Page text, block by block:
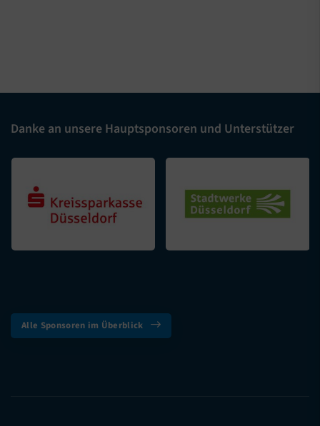
Danke an unsere Hauptsponsoren und Unterstützer
Alle Sponsoren im Überblick